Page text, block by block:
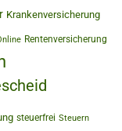
Krankenversicherung
Rentenversicherung
steuerfrei Steuern